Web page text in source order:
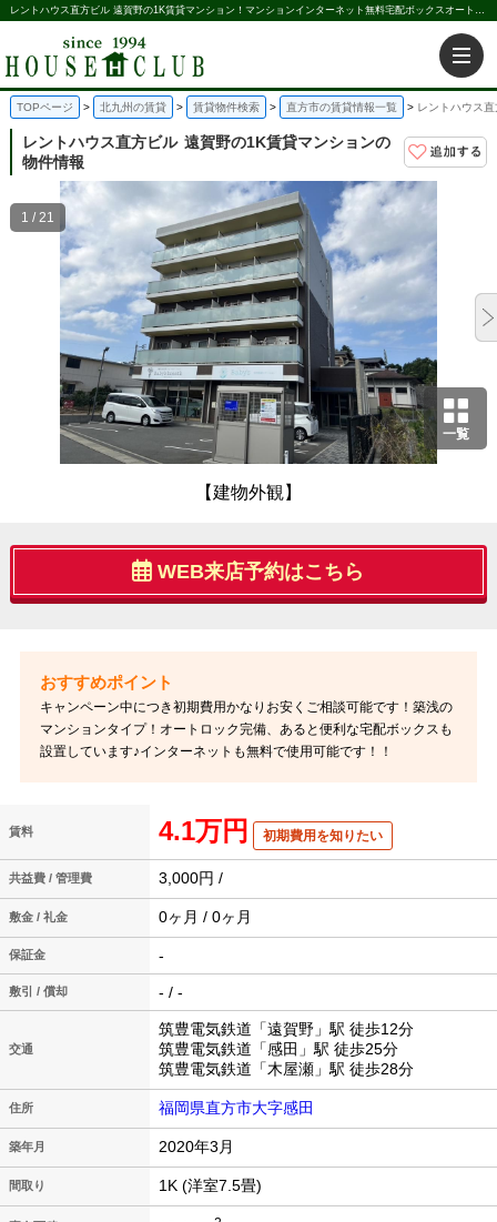
レントハウス直方ビル 遠賀野の1K賃貸マンション！マンションインターネット無料宅配ボックスオートロック駐車場｜株式会社ハウス倶楽部
TOPページ 北九州の賃貸 賃貸物件検索 直方市の賃貸情報一覧 レントハウス
レントハウス直方ビル 遠賀野の1K賃貸マンションの
物件情報
一覧
【建物外観】
1 / 21
WEB来店予約はこちら
キャンペーン中につき初期費用かなりお安くご相談可能です！築浅の
マンションタイプ！オートロック完備、あると便利な宅配ボックスも
設置しています♪インターネットも無料で使用可能です！！
賃料 4.1万円 初期費用を知りたい
共益費 / 管理費 3,000円 /
敷金 / 礼金 0ヶ月 / 0ヶ月
保証金 -
敷引 / 償却 - / -
交通
筑豊電気鉄道「遠賀野」駅 徒歩12分
筑豊電気鉄道「感田」駅 徒歩25分
筑豊電気鉄道「木屋瀬」駅 徒歩28分
住所 福岡県直方市大字感田
築年月 2020年3月
間取り 1K (洋室7.5畳)